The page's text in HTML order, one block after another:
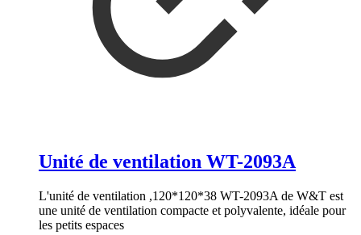
Unité de ventilation WT-2093A
L'unité de ventilation ,120*120*38 WT-2093A de W&T est
une unité de ventilation compacte et polyvalente, idéale pour
les petits espaces